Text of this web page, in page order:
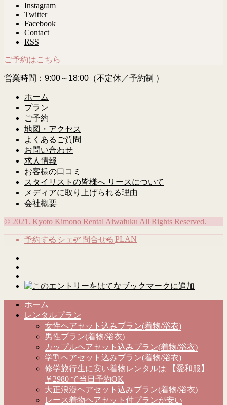
Instagram
Twitter
Facebook
Contact
RSS
ご予約はこちら
営業時間：9:00～18:00（不定休／予約制 ）
ホーム
プラン
ご予約
地図・アクセス
よくあるご質問
お問い合わせ
求人情報
お客様の口コミ
スタイリストの皆様へ リースについて
メディアに取り上げられる理由
会社概要
© 2021. Kyoto Kimono Rental Aiwafuku All Rights Reserved.
予約する シェア 問合せるPLAN
ホーム
レンタルプラン
女性ヘアセット込みプラン(着物/浴衣)
男性プラン(着物/浴衣)
カップルヘアセット込みプラン(着物/浴衣)
学割ヘアセット込みプラン(着物/浴衣)
修学旅行生に安い着物レンタルは 【愛和服】
￥2980 で当日予約OK
大正浪漫ヘアセット込みプラン(着物/浴衣)
レース着物ヘアセット付プランが安い